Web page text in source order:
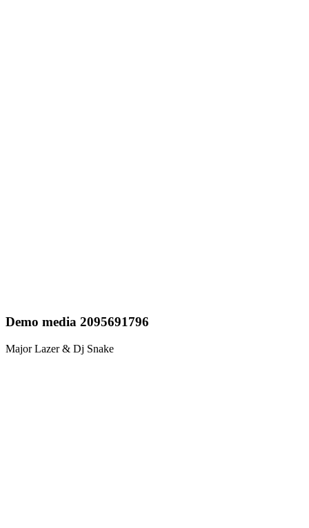
Demo media 2095691796
Major Lazer & Dj Snake